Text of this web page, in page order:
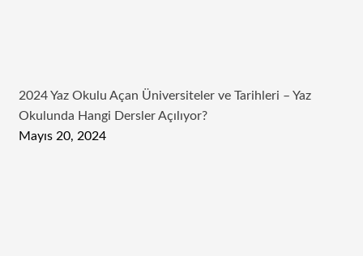
2024 Yaz Okulu Açan Üniversiteler ve Tarihleri – Yaz
Okulunda Hangi Dersler Açılıyor?
Mayıs 20, 2024